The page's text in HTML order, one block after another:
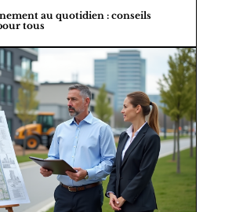
au quotidien : conseils
tous